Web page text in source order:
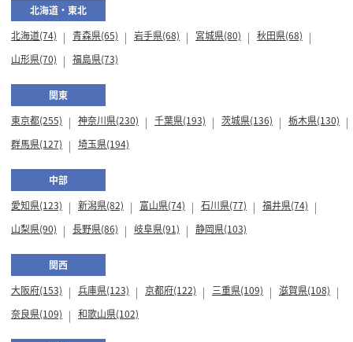
北海道・東北
北海道(74)
青森県(65) 岩手県(68) 宮城県(80)
秋田県(68)
山形県(70)
福島県(73)
関東
東京都(255)
神奈川県(230) 千葉県(193) 茨城県(136)
栃木県(130)
群馬県(127)
埼玉県(194)
中部
愛知県(123)
新潟県(82) 富山県(74) 石川県(77)
福井県(74)
山梨県(90)
長野県(86) 岐阜県(91) 静岡県(103)
関西
大阪府(153)
兵庫県(123) 京都府(122) 三重県(109)
滋賀県(108)
奈良県(109)
和歌山県(102)